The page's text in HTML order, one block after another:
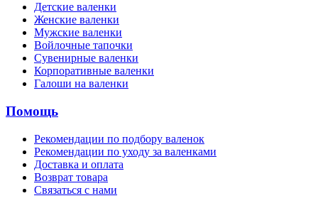
Детские валенки
Женские валенки
Мужские валенки
Войлочные тапочки
Сувенирные валенки
Корпоративные валенки
Галоши на валенки
Помощь
Рекомендации по подбору валенок
Рекомендации по уходу за валенками
Доставка и оплата
Возврат товара
Связаться с нами